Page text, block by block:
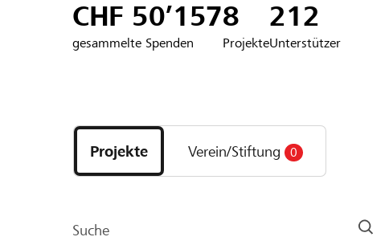
CHF 50’157
gesammelte Spenden
8
Projekte
212
Unterstützer
Projekte
und
Organisationen
Projekte Verein/Stiftung 0
Suche